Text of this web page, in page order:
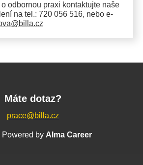
odbornou praxi kontaktujte naše
na tel.: 720 056 516, nebo e-
Máte dotaz?
prace@billa.cz
by Alma Career